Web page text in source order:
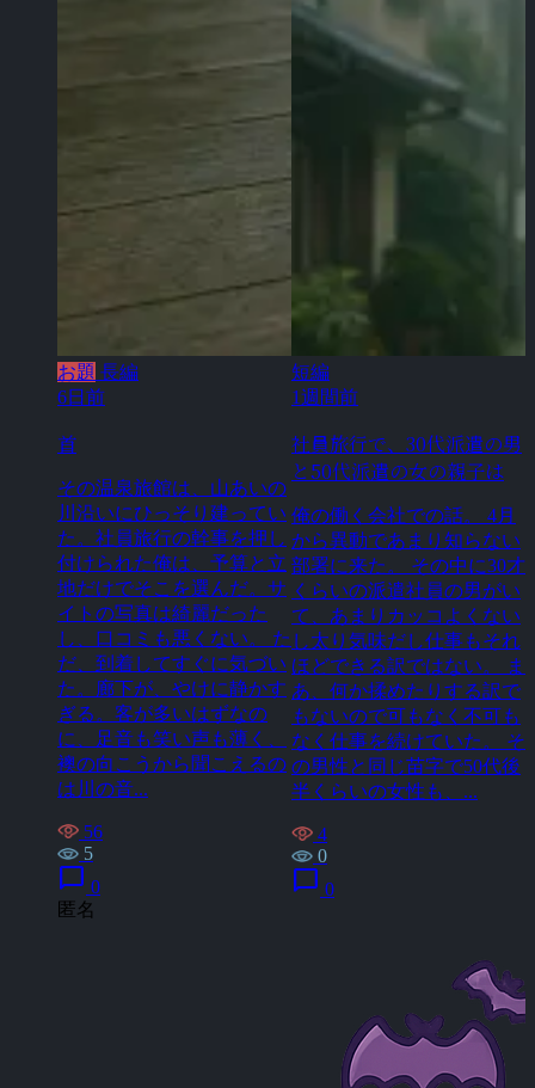
お題 長編
6日前
首
その温泉旅館は、山あいの
川沿いにひっそり建ってい
た。社員旅行の幹事を押し
付けられた俺は、予算と立
地だけでそこを選んだ。サ
イトの写真は綺麗だった
し、口コミも悪くない。 た
だ、到着してすぐに気づい
た。廊下が、やけに静かす
ぎる。客が多いはずなの
に、足音も笑い声も薄く、
襖の向こうから聞こえるの
は川の音...
56
5
chat_bubble 0
匿名
短編
1週間前
社員旅行で、30代派遣の男
と50代派遣の女の親子は
俺の働く会社での話。 4月
から異動であまり知らない
部署に来た。 その中に30才
くらいの派遣社員の男がい
て、あまりカッコよくない
し太り気味だし仕事もそれ
ほどできる訳ではない。 ま
あ、何か揉めたりする訳で
もないので可もなく不可も
なく仕事を続けていた。 そ
の男性と同じ苗字で50代後
半くらいの女性も、...
4
0
chat_bubble 0